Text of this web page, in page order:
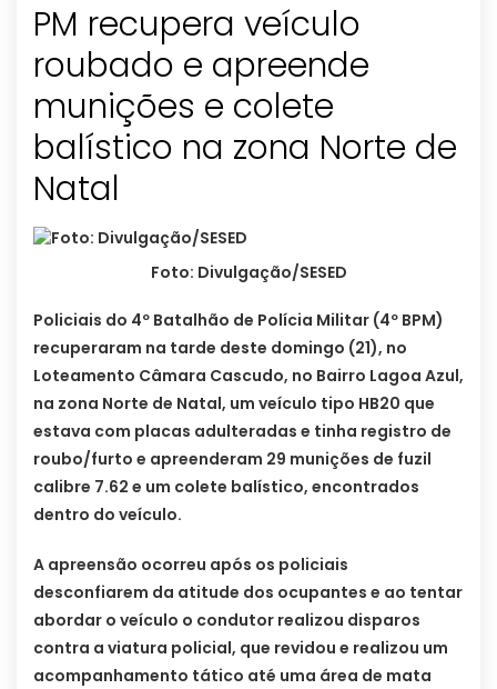
PM recupera veículo
roubado e apreende
munições e colete
balístico na zona Norte de
Natal
Foto: Divulgação/SESED
Policiais do 4º Batalhão de Polícia Militar (4º BPM)
recuperaram na tarde deste domingo (21), no
Loteamento Câmara Cascudo, no Bairro Lagoa Azul,
na zona Norte de Natal, um veículo tipo HB20 que
estava com placas adulteradas e tinha registro de
roubo/furto e apreenderam 29 munições de fuzil
calibre 7.62 e um colete balístico, encontrados
dentro do veículo.
A apreensão ocorreu após os policiais
desconfiarem da atitude dos ocupantes e ao tentar
abordar o veículo o condutor realizou disparos
contra a viatura policial, que revidou e realizou um
acompanhamento tático até uma área de mata